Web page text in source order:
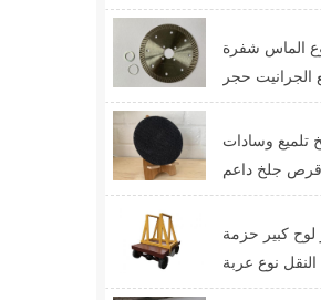
لشفرات
القطع
الماس شفرة
الجرانيت حجر
الصين سعر
التوريد
تلميع وسادات
جلخ داعم
كبير حزمة
نوع عربة
التحكم عن